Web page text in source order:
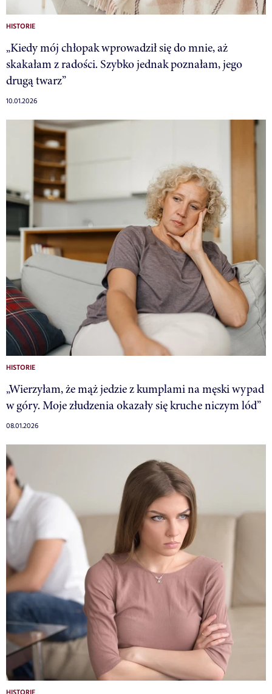
HISTORIE
„Kiedy mój chłopak wprowadził się do mnie, aż
skakałam z radości. Szybko jednak poznałam, jego
drugą twarz”
10.01.2026
HISTORIE
„Wierzyłam, że mąż jedzie z kumplami na męski wypad
w góry. Moje złudzenia okazały się kruche niczym lód”
08.01.2026